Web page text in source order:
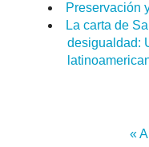
Preservación
La carta de
desigualdad:
«